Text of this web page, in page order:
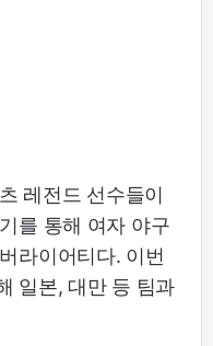
레전드 선수들이
를 통해 여자 야구
라이어티다. 이번
일본, 대만 등 팀과